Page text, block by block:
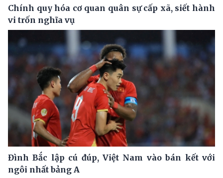
Chính quy hóa cơ quan quân sự cấp xã, siết hành
vi trốn nghĩa vụ
Đình Bắc lập cú đúp, Việt Nam vào bán kết với
ngôi nhất bảng A